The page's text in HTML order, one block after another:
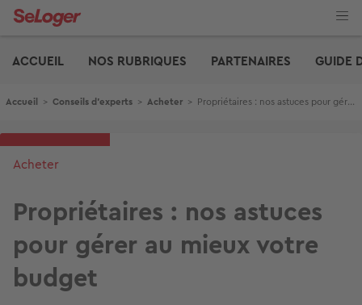
Aller
ACCUEIL
NOS RUBRIQUES PARTENAIRES GUIDE
Fil d'Ariane
Accueil > Conseils d'experts > Acheter > Propriétaires : nos astuces pour gérer au mieux votre budget
Acheter
Propriétaires : nos astuces
pour gérer au mieux votre
budget